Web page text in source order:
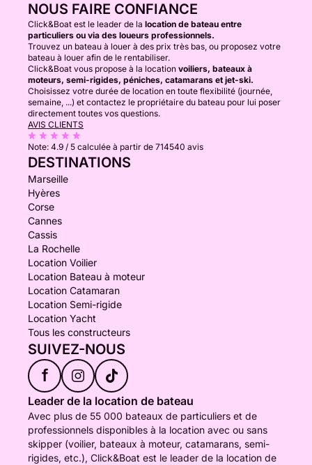
NOUS FAIRE CONFIANCE
Click&Boat est le leader de la location de bateau entre
particuliers ou via des loueurs professionnels.
Trouvez un bateau à louer à des prix très bas, ou proposez votre
bateau à louer afin de le rentabiliser.
Click&Boat vous propose à la location voiliers, bateaux à
moteurs, semi-rigides, péniches, catamarans et jet-ski.
Choisissez votre durée de location en toute flexibilité (journée,
semaine, ...) et contactez le propriétaire du bateau pour lui poser
directement toutes vos questions.
AVIS CLIENTS
Note: 4.9 / 5 calculée à partir de 714540 avis
DESTINATIONS
Marseille
Hyères
Corse
Cannes
Cassis
La Rochelle
Location Voilier
Location Bateau à moteur
Location Catamaran
Location Semi-rigide
Location Yacht
Tous les constructeurs
SUIVEZ-NOUS
f
Leader de la location de bateau
Avec plus de 55 000 bateaux de particuliers et de
professionnels disponibles à la location avec ou sans
skipper (voilier, bateaux à moteur, catamarans, semi-
rigides, etc.), Click&Boat est le leader de la location de